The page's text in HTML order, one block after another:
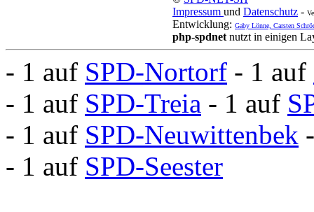
Impressum und Datenschutz -
Entwicklung: Gaby Lönne, Carsten
php-spdnet nutzt in einigen
- 1 auf SPD-Nortorf - 1 auf
- 1 auf SPD-Treia - 1 auf
- 1 auf SPD-Neuwittenbek
- 1 auf SPD-Seester